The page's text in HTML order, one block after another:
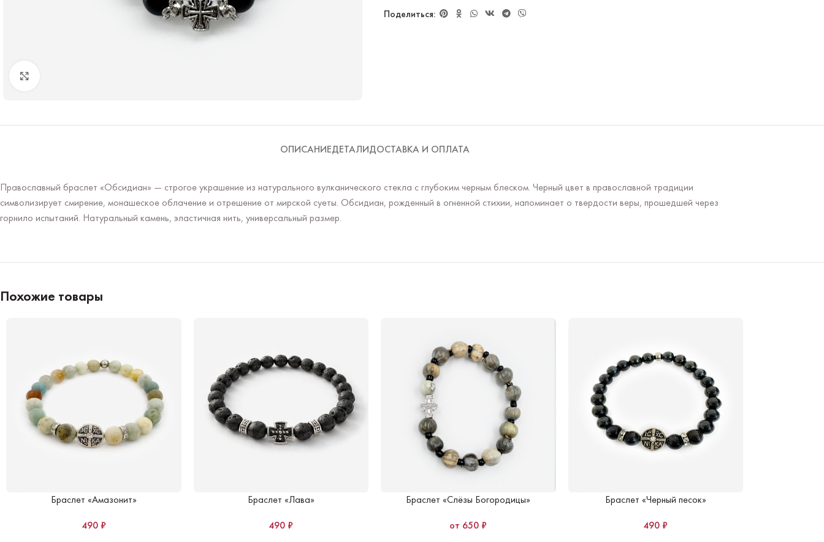
Поделиться:
ОПИСАНИЕДЕТАЛИДОСТАВКА И ОПЛАТА
Православный браслет «Обсидиан» — строгое украшение из натурального вулканического стекла с глубоким черным блеском. Черный цвет в православной традиции
символизирует смирение, монашеское облачение и отрешение от мирской суеты. Обсидиан, рожденный в огненной стихии, напоминает о твердости веры, прошедшей через
горнило испытаний. Натуральный камень, эластичная нить, универсальный размер.
Похожие товары
Браслет «Амазонит»
490 ₽
Браслет «Лава»
490 ₽
Браслет «Слёзы Богородицы»
650 ₽
Браслет «Черный песок»
490 ₽